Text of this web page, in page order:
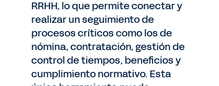
RRHH, lo que permite conectar y
realizar un seguimiento de
procesos críticos como los de
nómina, contratación, gestión de
control de tiempos, beneficios y
cumplimiento normativo. Esta